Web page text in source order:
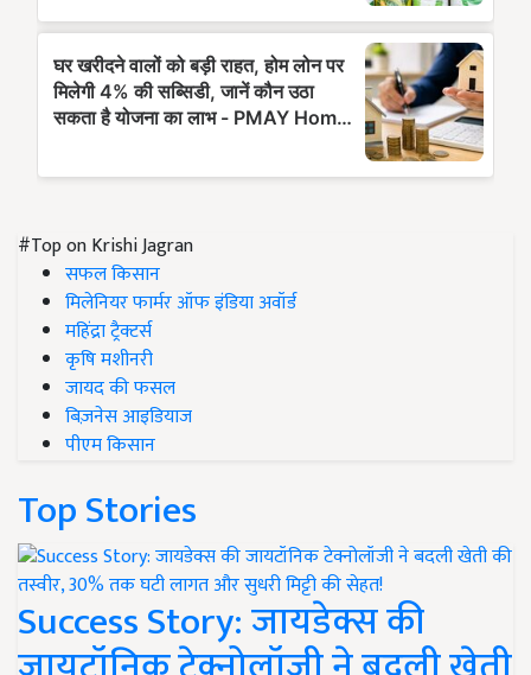
#Top on Krishi Jagran
सफल किसान
मिलेनियर फार्मर ऑफ इंडिया अवॉर्ड
महिंद्रा ट्रैक्टर्स
कृषि मशीनरी
जायद की फसल
बिज़नेस आइडियाज
पीएम किसान
Top Stories
Success Story: जायडेक्स की